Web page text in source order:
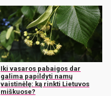
Iki vasaros pabaigos dar
galima papildyti namų
vaistinėlę: ką rinkti Lietuvos
miškuose?